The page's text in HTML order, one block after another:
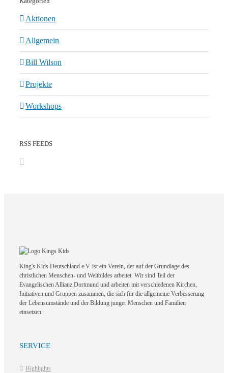
Aktionen
Allgemein
Bill Wilson
Projekte
Workshops
RSS FEEDS
King's Kids Deutschland e.V. ist ein Verein, der auf der Grundlage des
christlichen Menschen- und Weltbildes arbeitet. Wir sind Teil der
Evangelischen Allianz Dortmund und arbeiten mit verschiedenen Kirchen,
Initiativen und Gruppen zusammen, die sich für die allgemeine Verbesserung
der Lebensumstände und der Bildung junger Menschen und Familien
einsetzen.
SERVICE
Highlights